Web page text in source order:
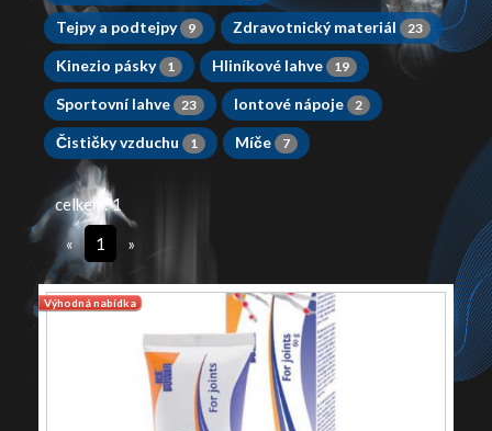
Tejpy a podtejpy 9 Zdravotnický materiál 23
Kinezio pásky 1 Hliníkové lahve 19
Sportovní lahve 23 Iontové nápoje 2
Čističky vzduchu 1 Míče 7
celkem: 1
«
1 »
Výhodná nabídka